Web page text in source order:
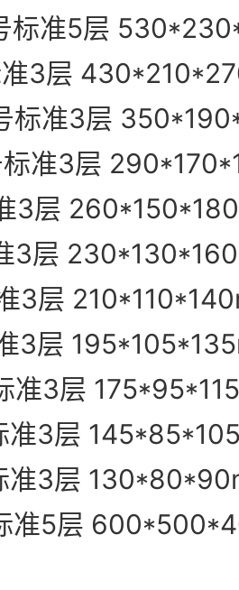
准5层
层
准3层
3层
3层
3层
3层
准5层